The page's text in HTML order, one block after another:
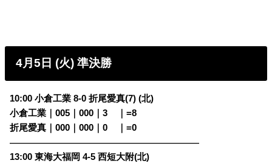
4月5日 (火) 準決勝
10:00 小倉工業 8-0 折尾愛真(7) (北)
小倉工業｜005｜000｜3
｜=8
折尾愛真｜000｜000｜0
｜=0
————————————————————————
13:00 東海大福岡 4-5 西短大附(北)